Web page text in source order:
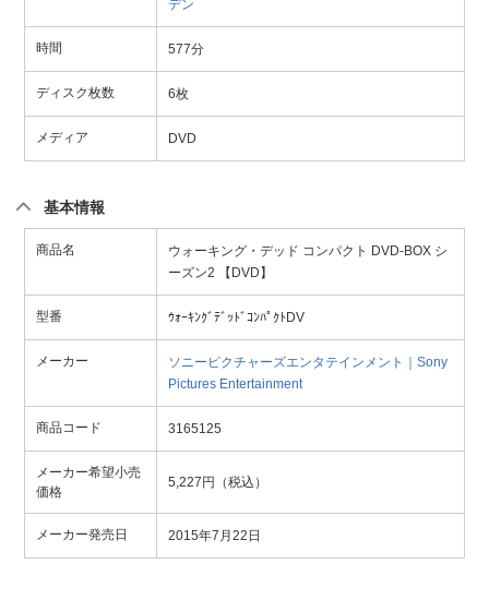
デン
時間 577分
ディスク枚数 6枚
メディア DVD
基本情報
商品名
ウォーキング・デッド コンパクト DVD-BOX シ
ーズン2 【DVD】
型番 ｳｫｰｷﾝｸﾞﾃﾞｯﾄﾞｺﾝﾊﾟｸﾄDV
メーカー
ソニーピクチャーズエンタテインメント｜Sony
Pictures Entertainment
商品コード 3165125
メーカー希望小売
価格
5,227円（税込）
メーカー発売日 2015年7月22日